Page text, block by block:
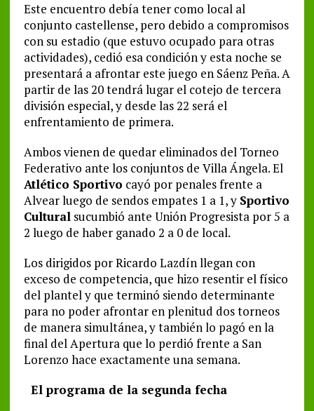
Este encuentro debía tener como local al
conjunto castellense, pero debido a compromisos
con su estadio (que estuvo ocupado para otras
actividades), cedió esa condición y esta noche se
presentará a afrontar este juego en Sáenz Peña. A
partir de las 20 tendrá lugar el cotejo de tercera
división especial, y desde las 22 será el
enfrentamiento de primera.
Ambos vienen de quedar eliminados del Torneo
Federativo ante los conjuntos de Villa Ángela. El
Atlético Sportivo cayó por penales frente a
Alvear luego de sendos empates 1 a 1, y Sportivo
Culturalsucumbió ante Unión Progresista por 5 a
2 luego de haber ganado 2 a 0 de local.
Los dirigidos por Ricardo Lazdín llegan con
exceso de competencia, que hizo resentir el físico
del plantel y que terminó siendo determinante
para no poder afrontar en plenitud dos torneos
de manera simultánea, y también lo pagó en la
final del Apertura que lo perdió frente a San
Lorenzo hace exactamente una semana.
El programa de la segunda fecha